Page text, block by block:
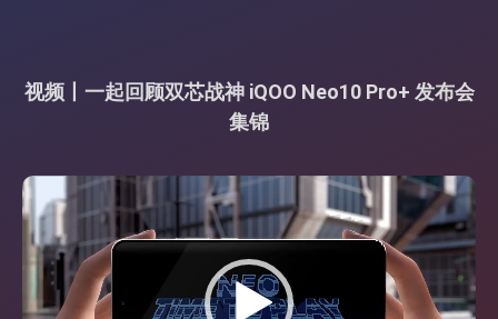
视频丨一起回顾双芯战神 iQOO Neo10 Pro+ 发布会
集锦
视
频
播
放
器